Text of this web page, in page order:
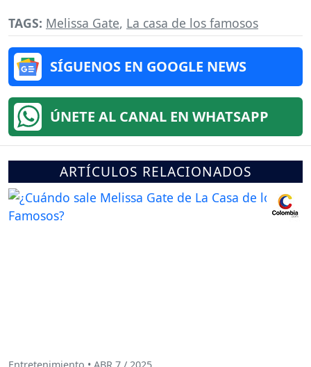
TAGS: Melissa Gate, La casa de los famosos
SÍGUENOS EN GOOGLE NEWS
ÚNETE AL CANAL EN WHATSAPP
ARTÍCULOS RELACIONADOS